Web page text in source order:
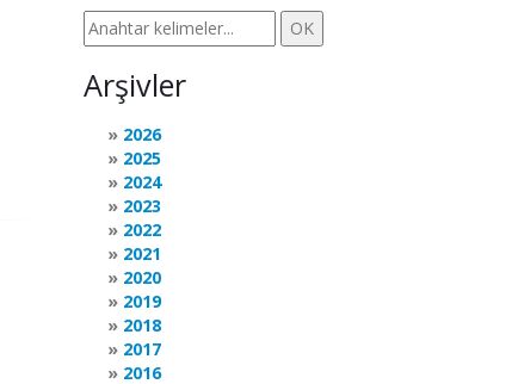
Arşivler
2026
2025
2024
2023
2022
2021
2020
2019
2018
2017
2016